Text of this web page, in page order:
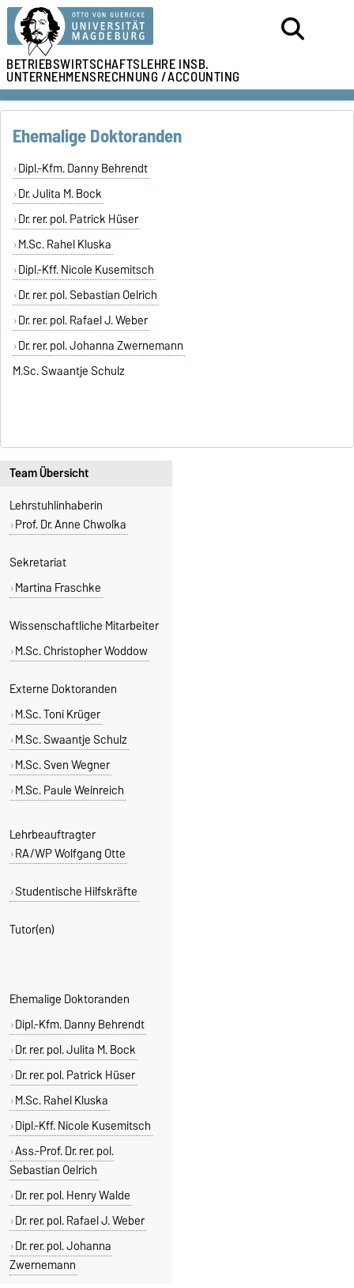
BETRIEBSWIRTSCHAFTSLEHREINSB.
UNTERNEHMENSRECHNUNG /ACCOUNTING
Ehemalige Doktoranden
Dipl.-Kfm. Danny Behrendt
Dr. Julita M. Bock
Dr. rer. pol. Patrick Hüser
M.Sc. Rahel Kluska
Dipl.-Kff. Nicole Kusemitsch
Dr. rer. pol. Sebastian Oelrich
Dr. rer. pol. Rafael J. Weber
Dr. rer. pol. Johanna Zwernemann
M.Sc. Swaantje Schulz
Team Übersicht
Lehrstuhlinhaberin
Prof. Dr. Anne Chwolka
Sekretariat
Martina Fraschke
Wissenschaftliche Mitarbeiter
M.Sc. Christopher Woddow
Externe Doktoranden
M.Sc. Toni Krüger
M.Sc. Swaantje Schulz
M.Sc. Sven Wegner
M.Sc. Paule Weinreich
Lehrbeauftragter
RA/WP Wolfgang Otte
Studentische Hilfskräfte
Tutor(en)
Ehemalige Doktoranden
Dipl.-Kfm. Danny Behrendt
Dr. rer. pol. Julita M. Bock
Dr. rer. pol. Patrick Hüser
M.Sc. Rahel Kluska
Dipl.-Kff. Nicole Kusemitsch
Ass.-Prof. Dr. rer. pol.
Sebastian Oelrich
Dr. rer. pol. Henry Walde
Dr. rer. pol. Rafael J. Weber
Dr. rer. pol. Johanna
Zwernemann